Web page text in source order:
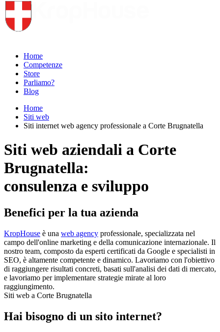
Home
Competenze
Store
Parliamo?
Blog
Home
Siti web
Siti internet web agency professionale a Corte Brugnatella
Siti web aziendali a Corte
Brugnatella:
consulenza e sviluppo
Benefici per la tua azienda
KropHouse è una web agency professionale, specializzata nel
campo dell'online marketing e della comunicazione internazionale. Il
nostro team, composto da esperti certificati da Google e specialisti in
SEO, è altamente competente e dinamico. Lavoriamo con l'obiettivo
di raggiungere risultati concreti, basati sull'analisi dei dati di mercato,
e lavoriamo per implementare strategie mirate al loro
raggiungimento.
Siti web a Corte Brugnatella
Hai bisogno di un sito internet?